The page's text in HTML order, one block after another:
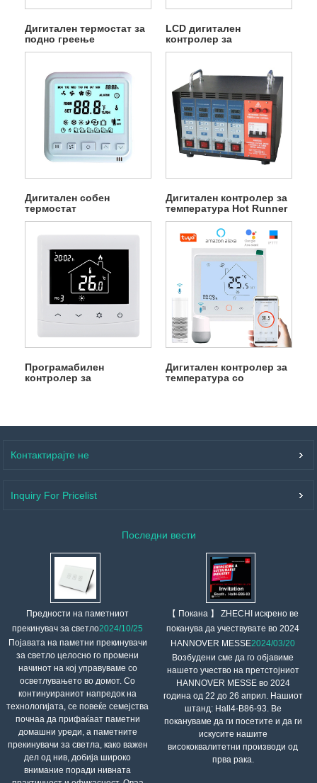
Дигитален термостат за
подно греење
LCD дигитален
контролер за
температура во
Дигитален собен
термостат
Дигитален контролер за
температура Hot Runner
Програмабилен
контролер за
Дигитален контролер за
температура со
Контактирајте не
Inquiry For Pricelist
Последни вести
Предности на паметниот
прекинувач за светло2024/10/25
Појавата на паметни прекинувачи
за светло целосно го промени
начинот на кој управуваме со
осветлувањето во домот. Со
континуираниот напредок на
технологијата, се повеќе семејства
почнаа да прифаќаат паметни
домашни уреди, а паметните
прекинувачи за светла, како важен
дел од нив, добија широко
внимание поради нивната
【 Покана 】 ZHECHI искрено ве
поканува да учествувате во 2024
HANNOVER MESSE2024/03/20
Возбудени сме да го објавиме
нашето учество на претстојниот
HANNOVER MESSE во 2024
година од 22 до 26 април. Нашиот
штанд: Hall4-B86-93. Ве
покануваме да ги посетите и да ги
искусите нашите
висококвалитетни производи од
прва рака.